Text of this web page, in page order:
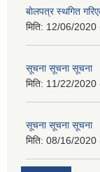
बाेलपत्र स्थगित
मिति: 12/06/2020
सूचना सूचना सूचना
मिति: 11/22/2020
सूचना सूचना सूचना
मिति: 08/16/2020